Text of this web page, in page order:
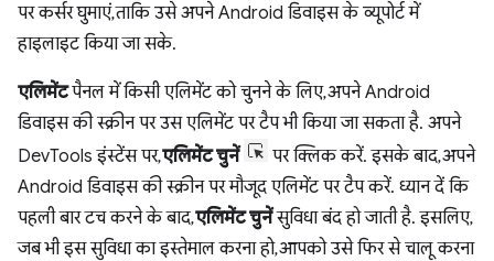
पर कर्सर घुमाएं, ताकि उसे अपने Android डिवाइस के व्यूपोर्ट में
हाइलाइट किया जा सके.
एलिमेंटपैनल में किसी एलिमेंट को चुनने के लिए, अपने Android
डिवाइस की स्क्रीन पर उस एलिमेंट पर टैप भी किया जा सकता है. अपने
DevTools इंस्टेंस पर,एलिमेंट चुनें
पर क्लिक करें. इसके बाद, अपने
Android डिवाइस की स्क्रीन पर मौजूद एलिमेंट पर टैप करें. ध्यान दें कि
पहली बार टच करने के बाद,एलिमेंट चुनेंसुविधा बंद हो जाती है. इसलिए,
जब भी इस सुविधा का इस्तेमाल करना हो, आपको उसे फिर से चालू करना